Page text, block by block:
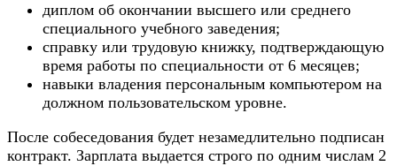
диплом об окончании высшего или среднего
специального учебного заведения;
справку или трудовую книжку, подтверждающую
время работы по специальности от 6 месяцев;
навыки владения персональным компьютером на
должном пользовательском уровне.
После собеседования будет незамедлительно подписан
контракт. Зарплата выдается строго по одним числам 2